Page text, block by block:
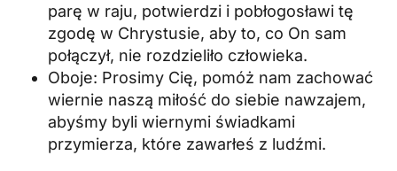
parę w raju, potwierdzi i pobłogosławi tę
zgodę w Chrystusie, aby to, co On sam
połączył, nie rozdzieliło człowieka.
Oboje: Prosimy Cię, pomóż nam zachować
wiernie naszą miłość do siebie nawzajem,
abyśmy byli wiernymi świadkami
przymierza, które zawarłeś z ludźmi.